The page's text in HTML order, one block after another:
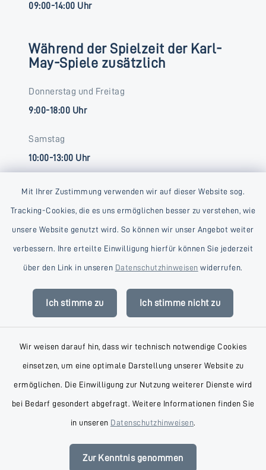
Mit Ihrer Zustimmung verwenden wir auf dieser Website sog.
Tracking-Cookies, die es uns ermöglichen besser zu verstehen, wie
unsere Website genutzt wird. So können wir unser Angebot weiter
verbessern. Ihre erteilte Einwilligung hierfür können Sie jederzeit
über den Link in unseren Datenschutzhinweisen widerrufen.
Ich stimme zu Ich stimme nicht zu
Wir weisen darauf hin, dass wir technisch notwendige Cookies
einsetzen, um eine optimale Darstellung unserer Website zu
ermöglichen. Die Einwilligung zur Nutzung weiterer Dienste wird
bei Bedarf gesondert abgefragt. Weitere Informationen finden Sie
in unseren Datenschutzhinweisen.
Zur Kenntnis genommen
09:00-14:00 Uhr
Während der Spielzeit der Karl-
May-Spiele zusätzlich
Donnerstag und Freitag
9:00-18:00 Uhr
Samstag
10:00-13:00 Uhr
Kontakt
Datenschutz
Impressum
Sitemap